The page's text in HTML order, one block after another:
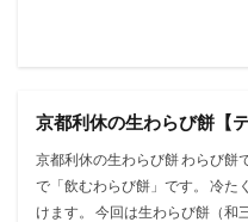
京都利休の生わらび餅【
京都利休の生わらび餅 わらび餅
で「飲むわらび餅」です。 冷た
けます。 今回は生わらび餅（